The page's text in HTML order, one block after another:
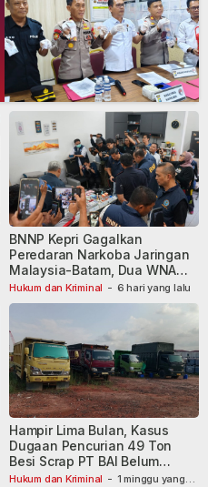
Hukum dan Kriminal - 6 hari yang lalu
BNNP Kepri Gagalkan
Peredaran Narkoba Jaringan
Malaysia-Batam, Dua WNA
Masih Diburu
Hukum dan Kriminal - 1 minggu yang
Hampir Lima Bulan, Kasus
Dugaan Pencurian 49 Ton
Besi Scrap PT BAI Belum
Tetapkan Tersangka